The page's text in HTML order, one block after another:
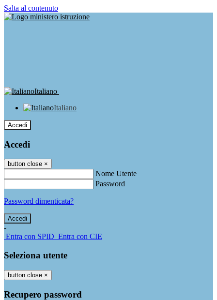
Salta al contenuto
Italiano
Italiano
Accedi
Accedi
button close ×
Nome Utente
Password
Password dimenticata?
-
Entra con SPID Entra con CIE
Seleziona utente
button close ×
Recupero password